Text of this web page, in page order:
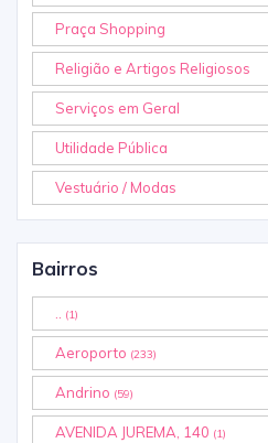
Praça Shopping
Religião e Artigos Religiosos
Serviços em Geral
Utilidade Pública
Vestuário / Modas
Bairros
.. (1)
Aeroporto (233)
Andrino (59)
AVENIDA JUREMA, 140 (1)